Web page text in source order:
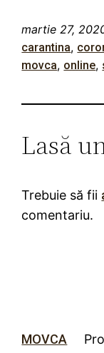
martie 27,
carantina,
movca, online,
Lasă
Trebuie să fii
comentariu.
MOVCA